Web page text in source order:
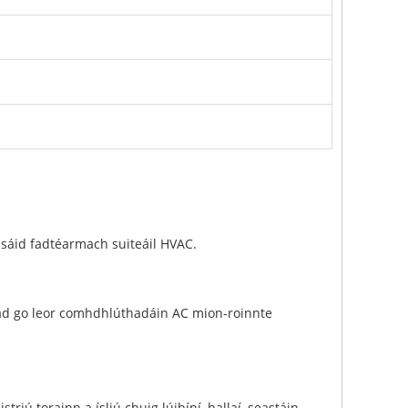
fadtéarmach suiteáil HVAC.
go leor comhdhlúthadáin AC mion-roinnte